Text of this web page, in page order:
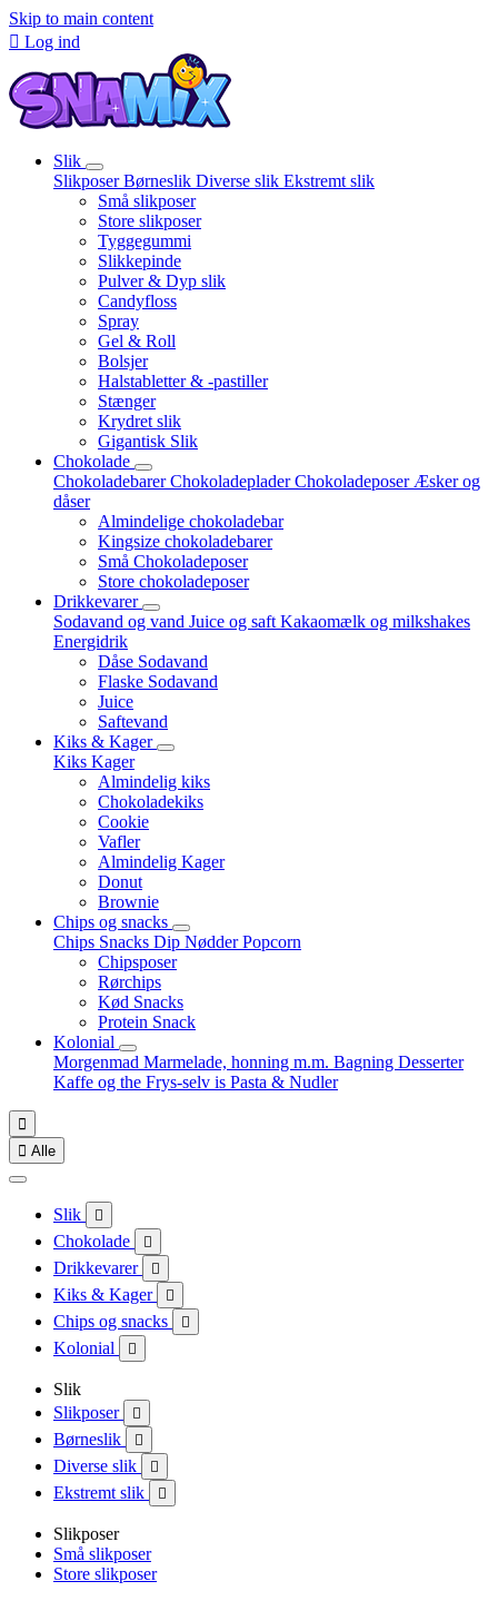
Skip to main content
 Log ind
Slik
SlikposerBørneslik Diverse slik Ekstremt slik
Små slikposer
Store slikposer
Tyggegummi
Slikkepinde
Pulver & Dyp slik
Candyfloss
Spray
Gel & Roll
Bolsjer
Halstabletter & -pastiller
Stænger
Krydret slik
Gigantisk Slik
Chokolade
ChokoladebarerChokoladepladerChokoladeposer Æsker og
dåser
Almindelige chokoladebar
Kingsize chokoladebarer
Små Chokoladeposer
Store chokoladeposer
Drikkevarer
Sodavand og vand Juice og saft Kakaomælk og milkshakes
Energidrik
Dåse Sodavand
Flaske Sodavand
Juice
Saftevand
Kiks & Kager
Kiks Kager
Almindelig kiks
Chokoladekiks
Cookie
Vafler
Almindelig Kager
Donut
Brownie
Chips og snacks
Chips Snacks Dip NødderPopcorn
Chipsposer
Rørchips
Kød Snacks
Protein Snack
Kolonial
Morgenmad Marmelade, honning m.m. Bagning Desserter
Kaffe og the Frys-selv is Pasta & Nudler

 Alle
Slik 
Chokolade 
Drikkevarer 
Kiks & Kager 
Chips og snacks 
Kolonial 
Slik
Slikposer

Børneslik 
Diverse slik 
Ekstremt slik 
Slikposer
Små slikposer
Store slikposer